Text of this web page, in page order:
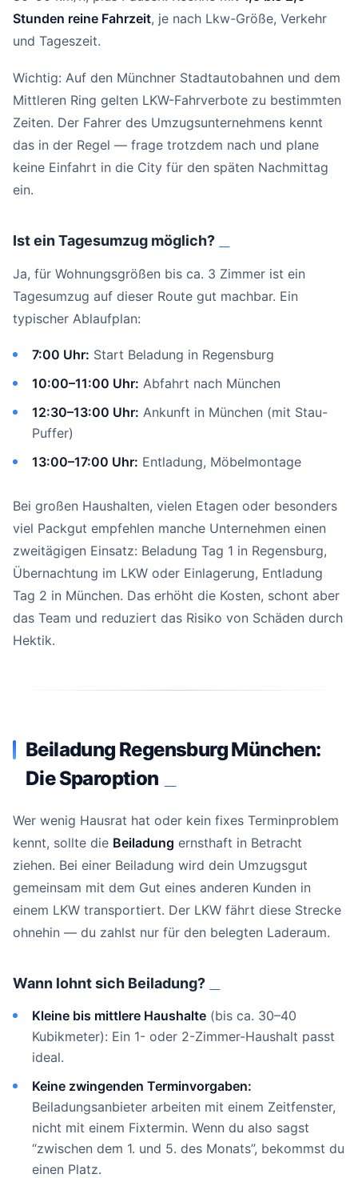
Stunden reine Fahrzeit, je nach Lkw-Größe, Verkehr
und Tageszeit.
Wichtig: Auf den Münchner Stadtautobahnen und dem
Mittleren Ring gelten LKW-Fahrverbote zu bestimmten
Zeiten. Der Fahrer des Umzugsunternehmens kennt
das in der Regel — frage trotzdem nach und plane
keine Einfahrt in die City für den späten Nachmittag
ein.
Ist ein Tagesumzug möglich?
Ja, für Wohnungsgrößen bis ca. 3 Zimmer ist ein
Tagesumzug auf dieser Route gut machbar. Ein
typischer Ablaufplan:
7:00 Uhr: Start Beladung in Regensburg
10:00–11:00 Uhr: Abfahrt nach München
12:30–13:00 Uhr: Ankunft in München (mit Stau-
Puffer)
13:00–17:00 Uhr: Entladung, Möbelmontage
Bei großen Haushalten, vielen Etagen oder besonders
viel Packgut empfehlen manche Unternehmen einen
zweitägigen Einsatz: Beladung Tag 1 in Regensburg,
Übernachtung im LKW oder Einlagerung, Entladung
Tag 2 in München. Das erhöht die Kosten, schont aber
das Team und reduziert das Risiko von Schäden durch
Hektik.
Beiladung Regensburg München:
Die Sparoption
Wer wenig Hausrat hat oder kein fixes Terminproblem
kennt, sollte die Beiladung ernsthaft in Betracht
ziehen. Bei einer Beiladung wird dein Umzugsgut
gemeinsam mit dem Gut eines anderen Kunden in
einem LKW transportiert. Der LKW fährt diese Strecke
ohnehin — du zahlst nur für den belegten Laderaum.
Wann lohnt sich Beiladung?
Kleine bis mittlere Haushalte (bis ca. 30–40
Kubikmeter): Ein 1- oder 2-Zimmer-Haushalt passt
ideal.
Keine zwingenden Terminvorgaben:
Beiladungsanbieter arbeiten mit einem Zeitfenster,
nicht mit einem Fixtermin. Wenn du also sagst
“zwischen dem 1. und 5. des Monats”, bekommst du
einen Platz.